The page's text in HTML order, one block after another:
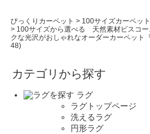
びっくりカーペット > 100サイズカーペッ
> 100サイズから選べる 天然素材ビスコー
クな光沢がおしゃれなオーダーカーペット
48)
カテゴリから探す
ラグ
ラグトップページ
洗えるラグ
円形ラグ